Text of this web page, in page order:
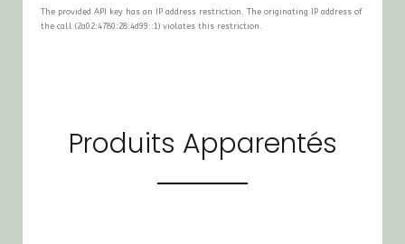
The provided API key has an IP address restriction. The originating IP address of
the call (2a02:4780:28:4d99::1) violates this restriction.
Produits Apparentés